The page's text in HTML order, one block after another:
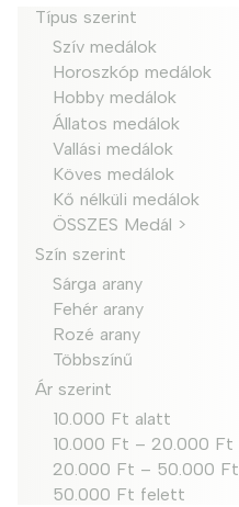
Típus szerint
Szív medálok
Horoszkóp medálok
Hobby medálok
Állatos medálok
Vallási medálok
Köves medálok
Kő nélküli medálok
ÖSSZES Medál >
Szín szerint
Sárga arany
Fehér arany
Rozé arany
Többszínű
Ár szerint
10.000 Ft alatt
10.000 Ft – 20.000 Ft
20.000 Ft – 50.000 Ft
50.000 Ft felett